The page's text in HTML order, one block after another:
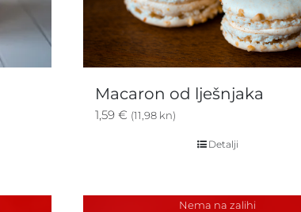
Macaron od lješnjaka
1,59 € (11,98 kn)
Detalji
Nema na zalihi